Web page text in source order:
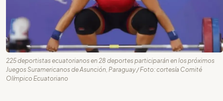
225 deportistas ecuatorianos en 28 deportes participarán en los próximos
Juegos Suramericanos de Asunción, Paraguay / Foto: cortesía Comité
Olímpico Ecuatoriano